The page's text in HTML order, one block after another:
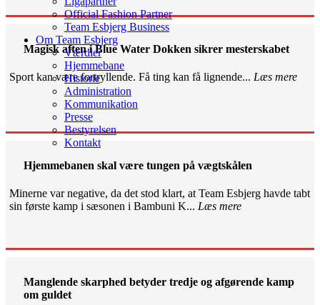
Official Fashion Partner
Team Esbjerg Business
Om Team Esbjerg
Værdier
Hjemmebane
Historie
Administration
Kommunikation
Presse
Bestyrelsen
Kontakt
Magisk aften i Blue Water Dokken sikrer mesterskabet
Sport kan være fortryllende. Få ting kan få lignende... Læs mere
Hjemmebanen skal være tungen på vægtskålen
Minerne var negative, da det stod klart, at Team Esbjerg havde tabt
sin første kamp i sæsonen i Bambuni K... Læs mere
Manglende skarphed betyder tredje og afgørende kamp
om guldet